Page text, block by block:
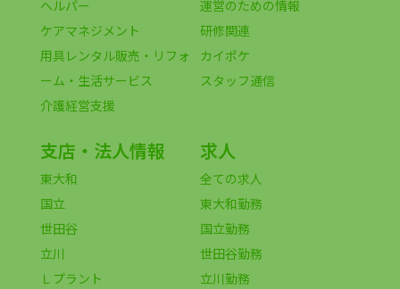
ヘルパー
ケアマネジメント
用具レンタル販売・リフォ
ーム・生活サービス
介護経営支援
運営のための情報
研修関連
カイポケ
スタッフ通信
支店・法人情報
東大和
国立
世田谷
立川
Ｌプラント
求人
全ての求人
東大和勤務
国立勤務
世田谷勤務
立川勤務